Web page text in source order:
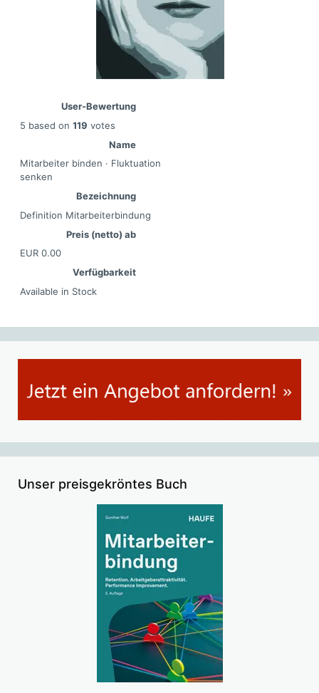
User-Bewertung
5 based on 119 votes
Name
Mitarbeiter binden · Fluktuation
senken
Bezeichnung
Definition Mitarbeiterbindung
Preis (netto) ab
EUR0.00
Verfügbarkeit
Available in Stock
Unser preisgekröntes Buch